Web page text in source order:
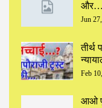
और…
Jun
तीर्थ
Feb
आओ